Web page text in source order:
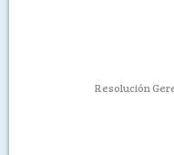
Resolución